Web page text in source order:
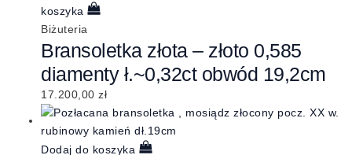
koszyka
Biżuteria
Bransoletka złota – złoto 0,585
diamenty ł.~0,32ct obwód 19,2cm
17.200,00 zł
Dodaj do koszyka